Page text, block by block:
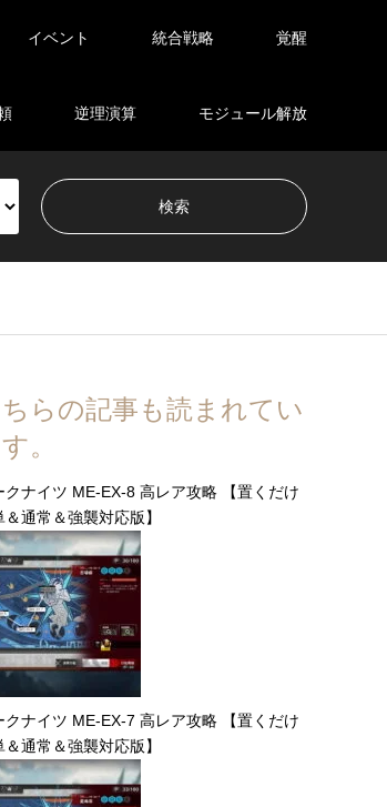
イベント 統合戦略 覚醒
逆理演算 モジュール解放
らの記事も読まれてい
。
クナイツ ME-EX-8 高レア攻略 【置くだけ
＆通常＆強襲対応版】
クナイツ ME-EX-7 高レア攻略 【置くだけ
＆通常＆強襲対応版】